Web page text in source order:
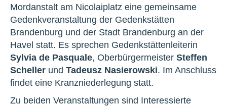
Mordanstalt am Nicolaiplatz eine gemeinsame
Gedenkveranstaltung der Gedenkstätten
Brandenburg und der Stadt Brandenburg an der
Havel statt. Es sprechen Gedenkstättenleiterin
Sylvia de Pasquale, Oberbürgermeister Steffen
Scheller und Tadeusz Nasierowski. Im Anschluss
findet eine Kranzniederlegung statt.
Zu beiden Veranstaltungen sind Interessierte